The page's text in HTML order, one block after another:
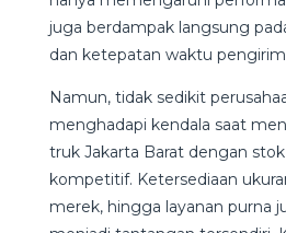
juga berdampak langsung
dan ketepatan waktu
Namun, tidak sedikit
menghadapi kendala saat
truk Jakarta Barat dengan
kompetitif. Ketersediaan
merek, hingga layanan purna